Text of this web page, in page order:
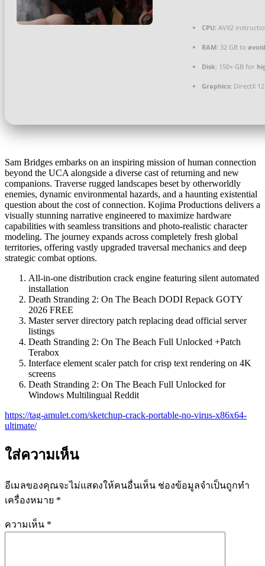
CPU: AVX2
RAM: 32 GB to
Disk: 150+ GB for
Graphics: DirectX
Sam Bridges embarks on an inspiring mission of human connection
beyond the UCA alongside a diverse cast of returning and new
companions. Traverse rugged landscapes beset by otherworldly
enemies, dynamic environmental hazards, and a haunting existential
question about the cost of connection. Kojima Productions delivers a
visually stunning narrative engineered to maximize hardware
capabilities with seamless transitions and photo-realistic character
modeling. The journey expands across completely fresh global
territories, offering vastly upgraded traversal mechanics and deep
strategic combat options.
All-in-one distribution crack engine featuring silent automated
installation
Death Stranding 2: On The Beach DODI Repack GOTY
2026 FREE
Master server directory patch replacing dead official server
listings
Death Stranding 2: On The Beach Full Unlocked +Patch
Terabox
Interface element scaler patch for crisp text rendering on 4K
screens
Death Stranding 2: On The Beach Full Unlocked for
Windows Multilingual Reddit
https://tag-amulet.com/sketchup-crack-portable-no-virus-x86x64-
ultimate/
ใส่ความเห็น
อีเมลของคุณจะไม่แสดงให้คนอื่นเห็น ช่องข้อมูลจำเป็นถูกทำ
เครื่องหมาย *
ความเห็น *